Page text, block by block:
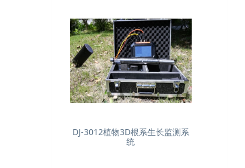
DJ-3012植物3D根系生长监测系
统